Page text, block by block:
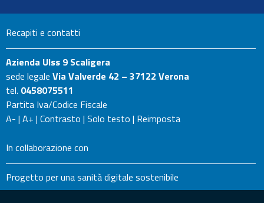
Recapiti e contatti
Azienda Ulss 9 Scaligera
sede legale Via Valverde 42 – 37122 Verona
tel. 0458075511
Partita Iva/Codice Fiscale
A- | A+ | Contrasto | Solo testo | Reimposta
In collaborazione con
Progetto per una sanità digitale sostenibile